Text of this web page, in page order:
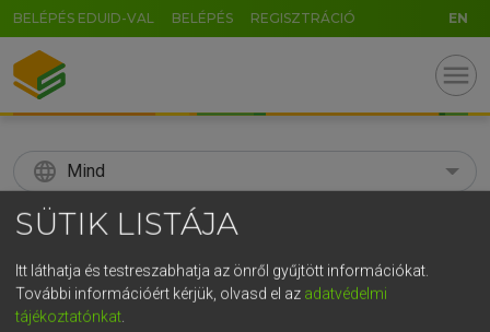
BELÉPÉS EDUID-VAL BELÉPÉS REGISZTRÁCIÓ EN
menu
language Mind
search
KERESÉS
SÜTIK LISTÁJA
Itt láthatja és testreszabhatja az önről gyűjtött információkat.
További információért kérjük, olvasd el az adatvédelmi
tájékoztatónkat
GR
5 6 7 8 9 ö ü ó